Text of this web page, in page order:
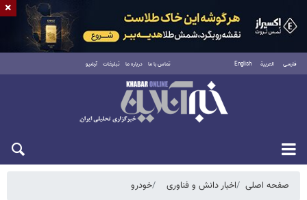
فارسی العربية English تماس با ما درباره ما تبلیغات آرشیو
شنبه ۱۷ مرداد ۱۴۰۵
صفحه اصلی اخبار دانش و فناوری خودرو
×